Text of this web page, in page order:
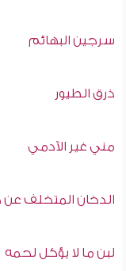
سرجين البهائم
ذرق الطيور
مني غير الآدمي
الدخان المتخلف
لبن ما لا يؤكل لحمه